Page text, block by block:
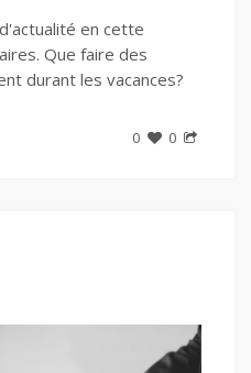
en cette
Que faire des
durant les vacances?
0 0